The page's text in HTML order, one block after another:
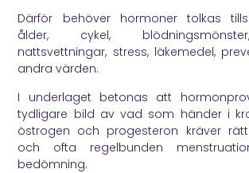
Därför behöver hormoner tolkas
ålder, cykel,
nattsvettningar, stress, läkemedel,
andra värden.
I underlaget betonas att
tydligare bild av vad som händer i
östrogen och progesteron kräver
och ofta regelbunden
bedömning.